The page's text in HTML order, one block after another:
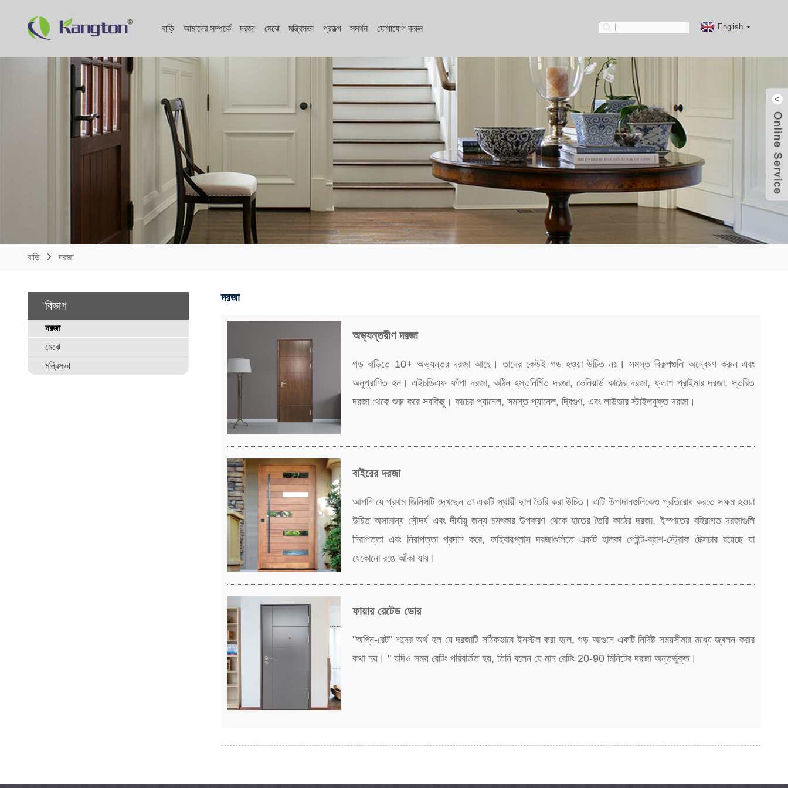
বাড়ি আমাদের সম্পর্কে দরজা মেঝে মন্ত্রিসভা প্রকল্প সমর্থন যোগাযোগ করুন English
বাড়ি দরজা
বিভাগ
দরজা
মেঝে
মন্ত্রিসভা
দরজা
অভ্যন্তরীণ দরজা
গড় বাড়িতে 10+ অভ্যন্তর দরজা আছে। তাদের কেউই গড় হওয়া উচিত নয়। সমস্ত বিকল্পগুলি অন্বেষণ করুন এবং
অনুপ্রাণিত হন। এইচডিএফ ফাঁপা দরজা, কঠিন হস্তনির্মিত দরজা, ভেনিয়ার্ড কাঠের দরজা, ফ্লাশ প্রাইমার দরজা, স্তরিত
দরজা থেকে শুরু করে সবকিছু। কাচের প্যানেল, সমস্ত প্যানেল, দ্বিগুণ, এবং লাউভার স্টাইলযুক্ত দরজা।
বাইরের দরজা
আপনি যে প্রথম জিনিসটি দেখছেন তা একটি স্থায়ী ছাপ তৈরি করা উচিত। এটি উপাদানগুলিকেও প্রতিরোধ করতে সক্ষম হওয়া
উচিত অসামান্য সৌন্দর্য এবং দীর্ঘায়ু জন্য চমৎকার উপকরণ থেকে হাতের তৈরি কাঠের দরজা, ইস্পাতের বহিরাগত দরজাগুলি
নিরাপত্তা এবং নিরাপত্তা প্রদান করে, ফাইবারগ্লাস দরজাগুলিতে একটি হালকা পেইন্ট-ব্রাশ-স্ট্রোক টেক্সচার রয়েছে যা
যেকোনো রঙে আঁকা যায়।
ফায়ার রেটেড ডোর
"অগ্নি-রেট" শব্দের অর্থ হল যে দরজাটি সঠিকভাবে ইনস্টল করা হলে, গড় আগুনে একটি নির্দিষ্ট সময়সীমার মধ্যে জ্বলন করার
কথা নয়। " যদিও সময় রেটিং পরিবর্তিত হয়, তিনি বলেন যে মান রেটিং 20-90 মিনিটের দরজা অন্তর্ভুক্ত।